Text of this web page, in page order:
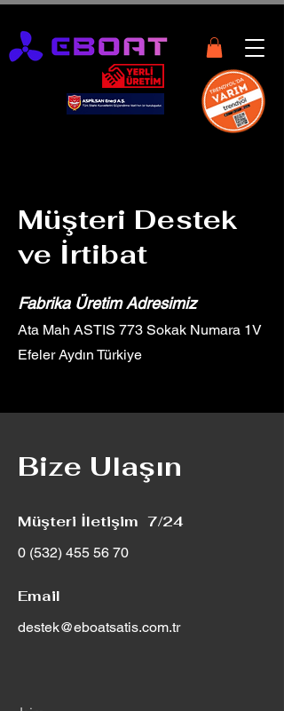
Müşteri Destek
ve İrtibat
Fabrika Üretim Adresimiz
Ata Mah ASTIS 773 Sokak Numara 1V
Efeler Aydın Türkiye
Bize Ulaşın
Müşteri İletişim 7/24
0 (532) 455 56 70
Email
destek@eboatsatis.com.tr